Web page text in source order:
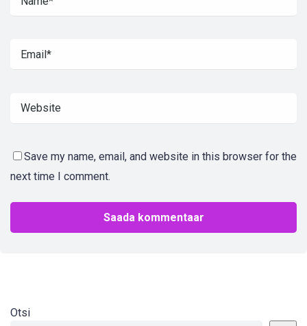
Save my name, email, and website in this browser for the
next time I comment.
Otsi